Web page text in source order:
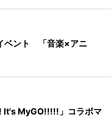
ベント 「音楽×アニ
It's MyGO!!!!!」コラボマ